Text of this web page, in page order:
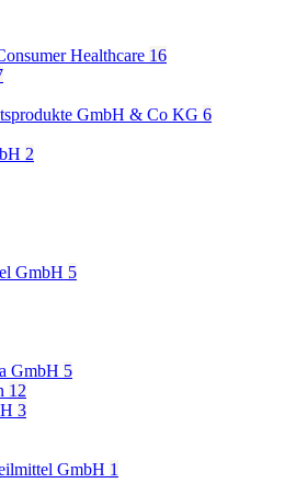
Healthcare 16
GmbH & Co KG 6
2
GmbH 5
GmbH 5
12
3
GmbH 1